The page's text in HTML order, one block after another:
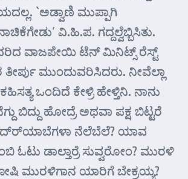
`ಅಡ್ವಾಣಿ ಮುಪ್ಪಾಗಿ
ವಿ.ಹಿ.ಪ. ಗದ್ದಲ್ವೆಬ್ಬಿಸಿತು.
ವಾಜಪೇಯಿ ಟೆನ್ ಮಿನಿಟ್ಸ್ ರೆಸ್ಟ್
ಮುಂದುವರಿಸಿದರು. ನೀವೆಲ್ಲಾ
ಒಂದಿದೆ ಕೇಳ್ರಿ ಹೇಳ್ತಿನಿ. ನಾನು
ಬಿದ್ದು ಹೋದ್ರೆ ಅಥವಾ ಪಕ್ಷ ಬಿಟ್ಟರೆ
ದ್ರ್‍ಯಾಬೆಗಳಾ ನೆಲೆಬೆಲೆ? ಯಾವ
ಓಟು ಡಾಲ್ತಾರ್‍ರೆ ಸುವ್ವರೋಂ? ಮುರಳಿ
ಯಾರಿಗೆ ಬೇಕ್ರಯ್ಯ?